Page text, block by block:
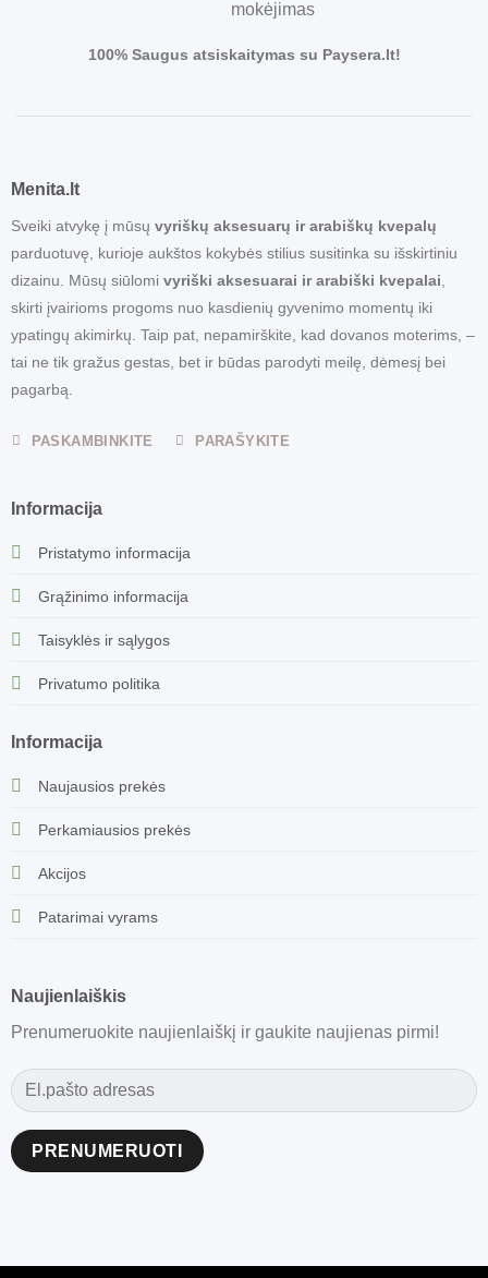
100% Saugus atsiskaitymas su Paysera.lt!
Menita.lt
Sveiki atvykę į mūsų vyriškų aksesuarų ir arabiškų kvepalų
parduotuvę, kurioje aukštos kokybės stilius susitinka su išskirtiniu
dizainu. Mūsų siūlomi vyriški aksesuarai ir arabiški kvepalai
skirti įvairioms progoms nuo kasdienių gyvenimo momentų iki
ypatingų akimirkų. Taip pat, nepamirškite, kad dovanos moterims, –
tai ne tik gražus gestas, bet ir būdas parodyti meilę, dėmesį bei
pagarbą.
PASKAMBINKITE PARAŠYKITE
Informacija
Pristatymo informacija
Grąžinimo informacija
Taisyklės ir sąlygos
Privatumo politika
Informacija
Naujausios prekės
Perkamiausios prekės
Akcijos
Patarimai vyrams
Naujienlaiškis
Prenumeruokite naujienlaiškį ir gaukite naujienas pirmi!